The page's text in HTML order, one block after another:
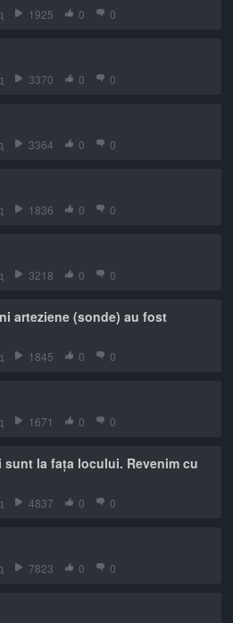
1925 0 0
3370 0 0
3364 0 0
1836 0 0
3218 0 0
arteziene (sonde) au fost
1845 0 0
1671 0 0
sunt la fața locului. Revenim cu
4837 0 0
7823 0 0